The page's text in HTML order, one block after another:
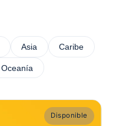
Asia Caribe
Oceanía
Disponible